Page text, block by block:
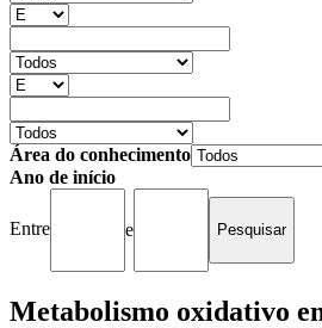
Área do conhecimento
Ano de início
Entre e
Metabolismo oxidativo